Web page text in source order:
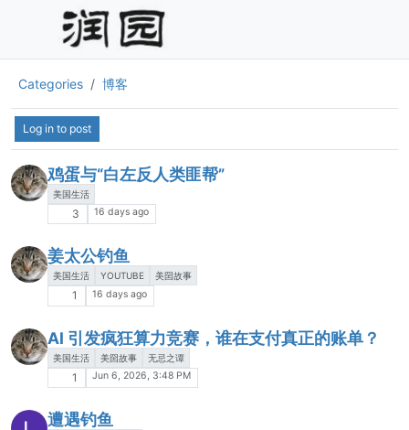
Categories 博客
Log in to post
鸡蛋与“白左反人类匪帮”
美国生活
3 16 days ago
姜太公钓鱼
美国生活 YOUTUBE 美囶故事
1 16 days ago
AI 引发疯狂算力竞赛，谁在支付真正的账单？
美国生活 美囶故事 无忌之谭
1 Jun 6, 2026, 3:48 PM
遭遇钓鱼